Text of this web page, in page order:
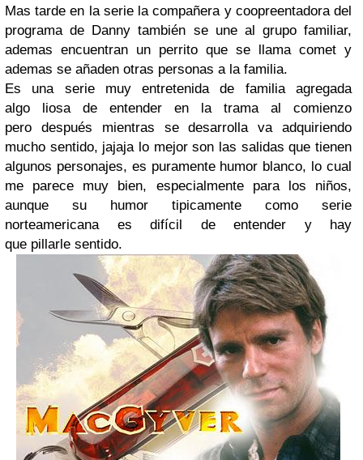
Mas tarde en la serie la compañera y coopreentadora del
programa de Danny también se une al grupo familiar,
ademas encuentran un perrito que se llama comet y
ademas se añaden otras personas a la familia.
Es una serie muy entretenida de familia agregada
algo liosa de entender en la trama al comienzo
pero después mientras se desarrolla va adquiriendo
mucho sentido, jajaja lo mejor son las salidas que tienen
algunos personajes, es puramente humor blanco, lo cual
me parece muy bien, especialmente para los niños,
aunque su humor tipicamente como serie
norteamericana es difícil de entender y hay
que pillarle sentido.